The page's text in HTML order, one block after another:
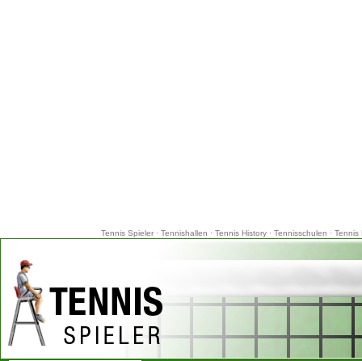
Tennis Spieler· Tennishallen · Tennis History· Tennisschulen · Tennis